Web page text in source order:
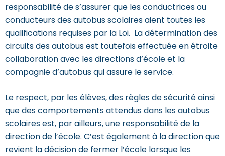
responsabilité de s’assurer que les conductrices ou
conducteurs des autobus scolaires aient toutes les
qualifications requises par la Loi. La détermination des
circuits des autobus est toutefois effectuée en étroite
collaboration avec les directions d’école et la
compagnie d’autobus qui assure le service.
Le respect, par les élèves, des règles de sécurité ainsi
que des comportements attendus dans les autobus
scolaires est, par ailleurs, une responsabilité de la
direction de l’école. C’est également à la direction que
revient la décision de fermer l’école lorsque les